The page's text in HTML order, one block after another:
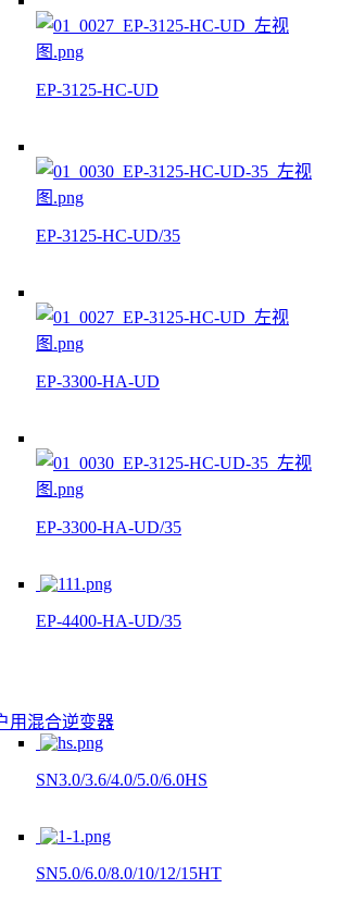
EP-3125-HC-UD
EP-3125-HC-UD/35
EP-3300-HA-UD
EP-3300-HA-UD/35
EP-4400-HA-UD/35
用混合逆变器
SN3.0/3.6/4.0/5.0/6.0HS
SN5.0/6.0/8.0/10/12/15HT